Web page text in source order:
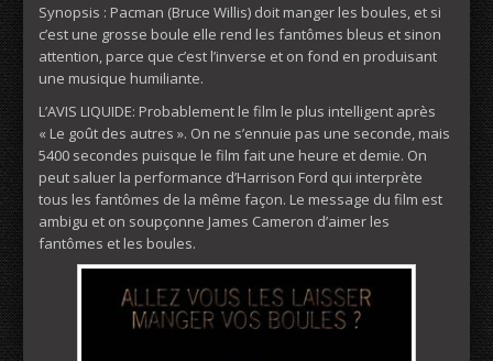
Synopsis : Pacman (Bruce Willis) doit manger les boules, et si
c’est une grosse boule elle rend les fantômes bleus et sinon
attention, parce que c’est l’inverse et on fond en produisant
une musique humiliante.
L’AVIS LIQUIDE: Probablement le film le plus intelligent après
« Le goût des autres ». On ne s’ennuie pas une seconde, mais
5400 secondes puisque le film fait une heure et demie. On
peut saluer la performance d’Harrison Ford qui interprète
tous les fantômes de la même façon. Le message du film est
ambigu et on soupçonne James Cameron d’aimer les
fantômes et les boules.